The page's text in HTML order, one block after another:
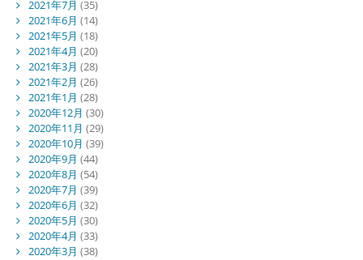
2021年7月 (35)
2021年6月 (14)
2021年5月 (18)
2021年4月 (20)
2021年3月 (28)
2021年2月 (26)
2021年1月 (28)
2020年12月 (30)
2020年11月 (29)
2020年10月 (39)
2020年9月 (44)
2020年8月 (54)
2020年7月 (39)
2020年6月 (32)
2020年5月 (30)
2020年4月 (33)
2020年3月 (38)